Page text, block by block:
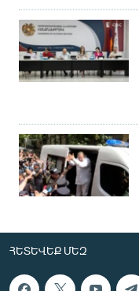
ՀԵՏԵՎԵՔ ՄԵԶ